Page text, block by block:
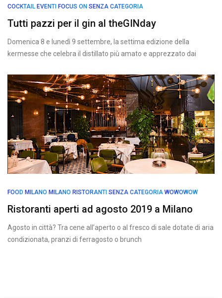
COCKTAIL EVENTI FOCUS ON SENZA CATEGORIA
Tutti pazzi per il gin al theGINday
Domenica 8 e lunedì 9 settembre, la settima edizione della
kermesse che celebra il distillato più amato e apprezzato dai
FOOD MILANO MILANO RISTORANTI SENZA CATEGORIA WOWOWOW
Ristoranti aperti ad agosto 2019 a Milano
Agosto in città? Tra cene all’aperto o al fresco di sale dotate di aria
condizionata, pranzi di ferragosto o brunch